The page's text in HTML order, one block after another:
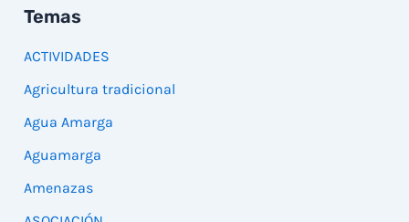
Temas
ACTIVIDADES
Agricultura tradicional
Agua Amarga
Aguamarga
Amenazas